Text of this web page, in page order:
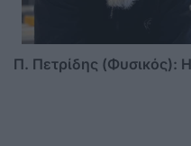
Π. Πετρίδης (Φυσικός):